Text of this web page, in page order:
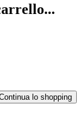
lo shopping